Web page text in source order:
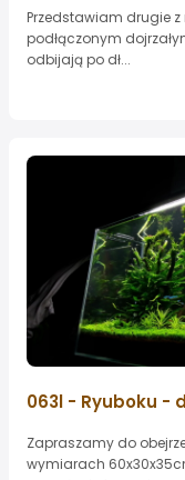
Przedstawiam drugie
podłączonym
odbijają po dł...
063l - Ryuboku -
Zapraszamy do
wymiarach